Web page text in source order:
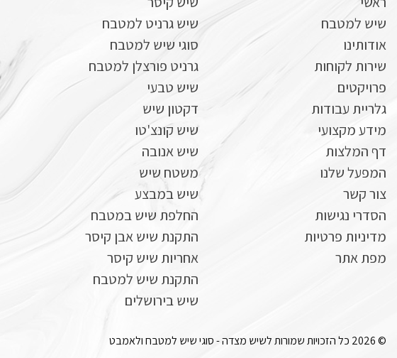
שיש למטבח
אודותינו
שירות לקוחות
פרויקטים
גלריית עבודות
מידע מקצועי
דף המלצות
המפעל שלנו
צור קשר
הסדרי נגישות
מדיניות פרטיות
מפת אתר
שיש גרניט למטבח
סוגי שיש למטבח
גרניט פורצלן למטבח
שיש טבעי
דקטון שיש
שיש קונצ'טו
שיש אנובה
משטח שיש
שיש במבצע
החלפת שיש במטבח
התקנת שיש אבן קיסר
אחריות שיש קיסר
התקנת שיש למטבח
שיש בירושלים
© 2026 כל הזכויות שמורות לשיש מצדה - סוגי שיש למטבח ולאמבט